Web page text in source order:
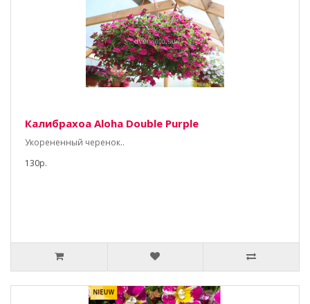
Калибрахоа Aloha Double Purple
Укорененный черенок..
130р.